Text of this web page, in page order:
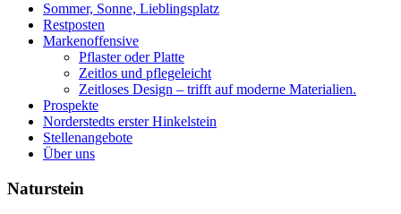
Sommer, Sonne, Lieblingsplatz
Restposten
Markenoffensive
Pflaster oder Platte
Zeitlos und pflegeleicht
Zeitloses Design – trifft auf moderne Materialien.
Prospekte
Norderstedts erster Hinkelstein
Stellenangebote
Über uns
Naturstein